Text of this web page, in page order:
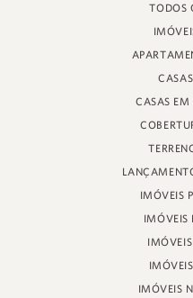
RUA PROF.
JURERÊ
TODOS
CASAS
IMÓVEIS
IMÓVEIS
IMÓVEIS